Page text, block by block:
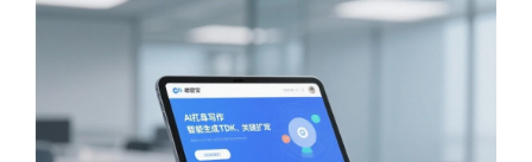
荐关键词与投放国家，智能生成高转化广告语，一键启
动高效投放方案，助力企业快速获客。同时，系统实时
监测核心指标，智能识别波动异常并及时预警，保障广
告效果稳定高回报。